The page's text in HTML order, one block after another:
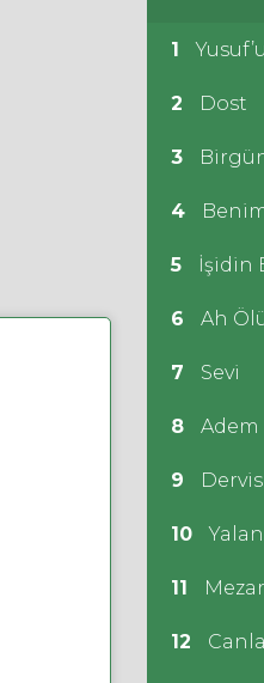
1
2 Dost
3
4
5 İşidin
6 Ah
7 Sevi
8 Adem
9
10
11 Mezar
12